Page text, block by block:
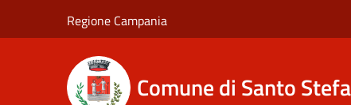
Regione Campania
Comune di Santo